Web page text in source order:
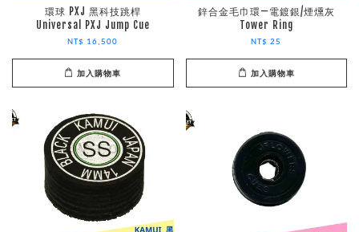
環球 PXJ 黑科技跳桿
Universal PXJ Jump Cue
NT$ 16,500
加入購物車
鋅合金毛巾環—電鍍銀/煙燻灰
Tower Ring
NT$ 25
加入購物車